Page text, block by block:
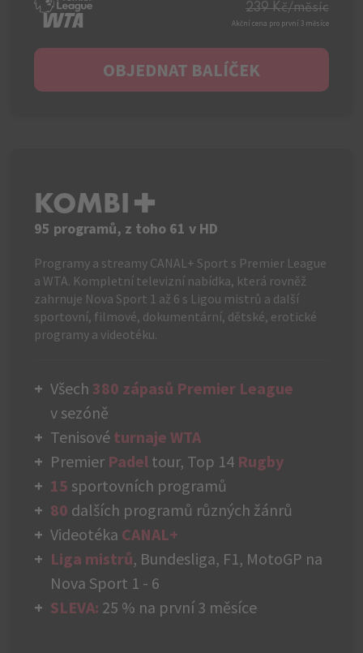
239 Kč/měsíc
Akční cena pro první 3 měsíce
OBJEDNAT BALÍČEK
KOMBI+
95 programů, z toho 61 v HD
Programy a streamy CANAL+ Sport s Premier League
a WTA. Kompletní televizní nabídka, která rovněž
zahrnuje Nova Sport 1 až 6 s Ligou mistrů a další
sportovní, filmové, dokumentární, dětské, erotické
programy a videotéku.
Všech 380 zápasů Premier League
v sezóně
Tenisové turnaje WTA
Premier Padel tour, Top 14 Rugby
15 sportovních programů
80 dalších programů různých žánrů
Videotéka CANAL+
Liga mistrů, Bundesliga, F1, MotoGP na
Nova Sport 1 - 6
SLEVA: 25 % na první 3 měsíce